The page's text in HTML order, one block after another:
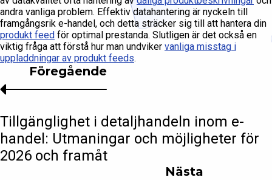
andra vanliga problem. Effektiv datahantering är nyckeln till
framgångsrik e-handel, och detta sträcker sig till att hantera din
produkt feed för optimal prestanda. Slutligen är det också en
viktig fråga att förstå hur man undviker vanliga misstag i
uppladdningar av produkt feeds.
Nästa
Föregående
Tillgänglighet i detaljhandeln inom e-
handel: Utmaningar och möjligheter för
2026 och framåt